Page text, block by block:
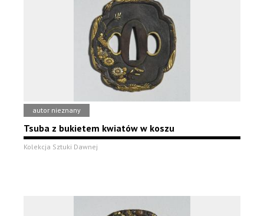
autor nieznany
Tsuba z bukietem kwiatów w koszu
Kolekcja Sztuki Dawnej